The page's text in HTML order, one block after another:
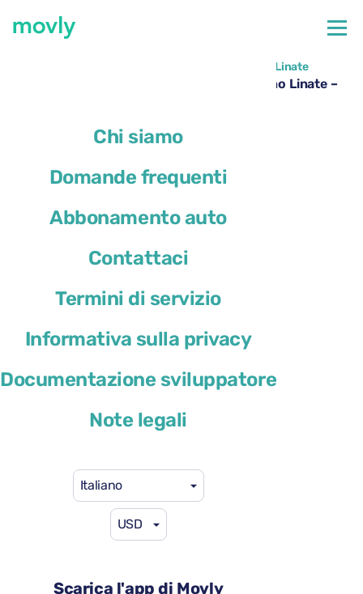
Chi siamo
Domande frequenti
Abbonamento auto
Contattaci
Termini di servizio
Informativa sulla privacy
Documentazione sviluppatore
Note legali
Italiano
USD
Scarica l'app di Movly
Tutte le auto disponibili all'aeroporto di Milano Linate
Noleggio Kia Sportage all’aeroporto di Milano Linate –
Kia Sportage